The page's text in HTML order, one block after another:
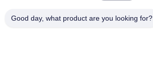
Good day, what product are you looking for?